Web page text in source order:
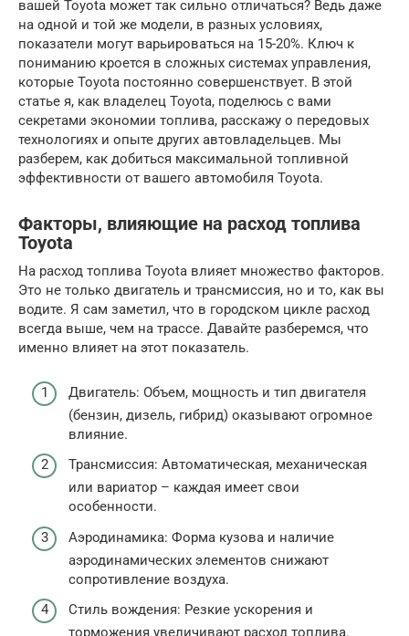
вашей Toyota может так сильно отличаться? Ведь даже
на одной и той же модели, в разных условиях,
показатели могут варьироваться на 15-20%. Ключ к
пониманию кроется в сложных системах управления,
которые Toyota постоянно совершенствует. В этой
статье я, как владелец Toyota, поделюсь с вами
секретами экономии топлива, расскажу о передовых
технологиях и опыте других автовладельцев. Мы
разберем, как добиться максимальной топливной
эффективности от вашего автомобиля Toyota.
Факторы, влияющие на расход топлива
Toyota
На расход топлива Toyota влияет множество факторов.
Это не только двигатель и трансмиссия, но и то, как вы
водите. Я сам заметил, что в городском цикле расход
всегда выше, чем на трассе. Давайте разберемся, что
именно влияет на этот показатель.
Двигатель: Объем, мощность и тип двигателя
(бензин, дизель, гибрид) оказывают огромное
влияние.
Трансмиссия: Автоматическая, механическая
или вариатор – каждая имеет свои
особенности.
Аэродинамика: Форма кузова и наличие
аэродинамических элементов снижают
сопротивление воздуха.
Стиль вождения: Резкие ускорения и
торможения увеличивают расход топлива.